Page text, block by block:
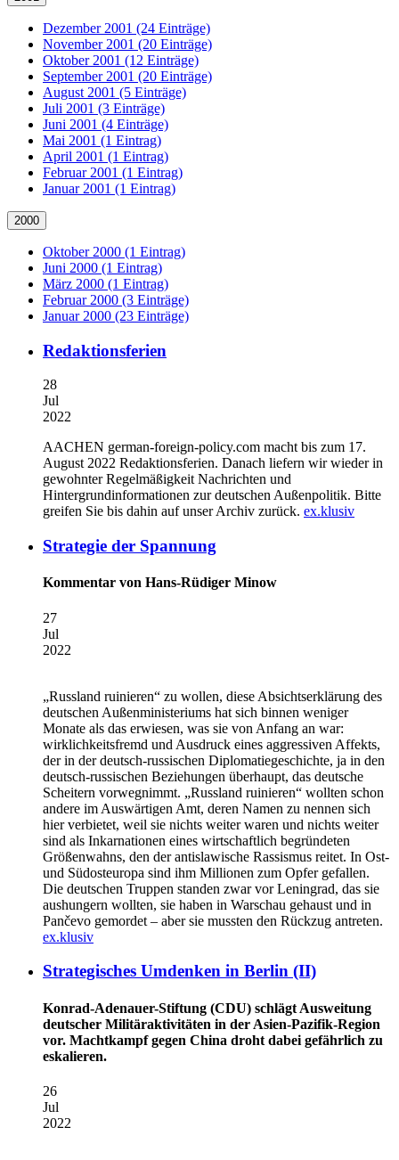
Dezember 2001 (24 Einträge)
November 2001 (20 Einträge)
Oktober 2001 (12 Einträge)
September 2001 (20 Einträge)
August 2001 (5 Einträge)
Juli 2001 (3 Einträge)
Juni 2001 (4 Einträge)
Mai 2001 (1 Eintrag)
April 2001 (1 Eintrag)
Februar 2001 (1 Eintrag)
Januar 2001 (1 Eintrag)
2000
Oktober 2000 (1 Eintrag)
Juni 2000 (1 Eintrag)
März 2000 (1 Eintrag)
Februar 2000 (3 Einträge)
Januar 2000 (23 Einträge)
Redaktionsferien
28
Jul
2022
AACHEN german-foreign-policy.com macht bis zum 17.
August 2022 Redaktionsferien. Danach liefern wir wieder in
gewohnter Regelmäßigkeit Nachrichten und
Hintergrundinformationen zur deutschen Außenpolitik. Bitte
greifen Sie bis dahin auf unser Archiv zurück. ex.klusiv
Strategie der Spannung
Kommentar von Hans-Rüdiger Minow
27
Jul
2022
„Russland ruinieren“ zu wollen, diese Absichtserklärung des
deutschen Außenministeriums hat sich binnen weniger
Monate als das erwiesen, was sie von Anfang an war:
wirklichkeitsfremd und Ausdruck eines aggressiven Affekts,
der in der deutsch-russischen Diplomatiegeschichte, ja in den
deutsch-russischen Beziehungen überhaupt, das deutsche
Scheitern vorwegnimmt. „Russland ruinieren“ wollten schon
andere im Auswärtigen Amt, deren Namen zu nennen sich
hier verbietet, weil sie nichts weiter waren und nichts weiter
sind als Inkarnationen eines wirtschaftlich begründeten
Größenwahns, den der antislawische Rassismus reitet. In Ost-
und Südosteuropa sind ihm Millionen zum Opfer gefallen.
Die deutschen Truppen standen zwar vor Leningrad, das sie
aushungern wollten, sie haben in Warschau gehaust und in
Pančevo gemordet – aber sie mussten den Rückzug antreten.
ex.klusiv
Strategisches Umdenken in Berlin (II)
Konrad-Adenauer-Stiftung (CDU) schlägt Ausweitung
deutscher Militäraktivitäten in der Asien-Pazifik-Region
vor. Machtkampf gegen China droht dabei gefährlich zu
eskalieren.
26
Jul
2022